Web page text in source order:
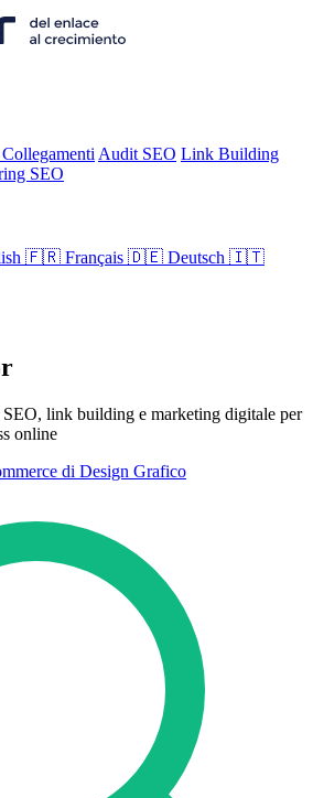
Audit SEO Link Building
SEO
🇫🇷 Français 🇩🇪 Deutsch 🇮🇹
🇮🇹 IT
SEO, link building e marketing digitale per
online